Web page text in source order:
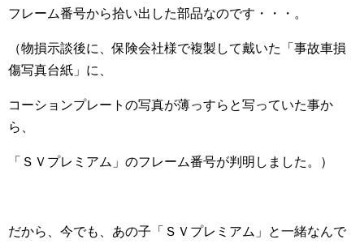
フレーム番号から拾い出した部品なのです・・・。
（物損示談後に、保険会社様で複製して戴いた「事故車損
傷写真台紙」に、
コーションプレートの写真が薄っすらと写っていた事か
ら、
「ＳＶプレミアム」のフレーム番号が判明しました。）
だから、今でも、あの子「ＳＶプレミアム」と一緒なんで